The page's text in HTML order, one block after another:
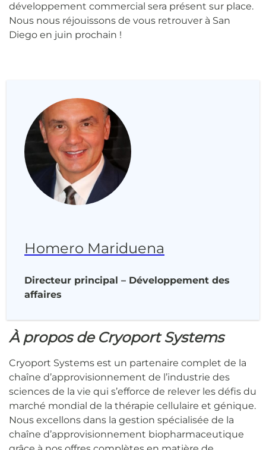
développement commercial sera présent sur place.
Nous nous réjouissons de vous retrouver à San
Diego en juin prochain !
Homero Mariduena
Directeur principal – Développement des
affaires
À propos de Cryoport Systems
Cryoport Systems est un partenaire complet de la
chaîne d’approvisionnement de l’industrie des
sciences de la vie qui s’efforce de relever les défis du
marché mondial de la thérapie cellulaire et génique.
Nous excellons dans la gestion spécialisée de la
chaîne d’approvisionnement biopharmaceutique